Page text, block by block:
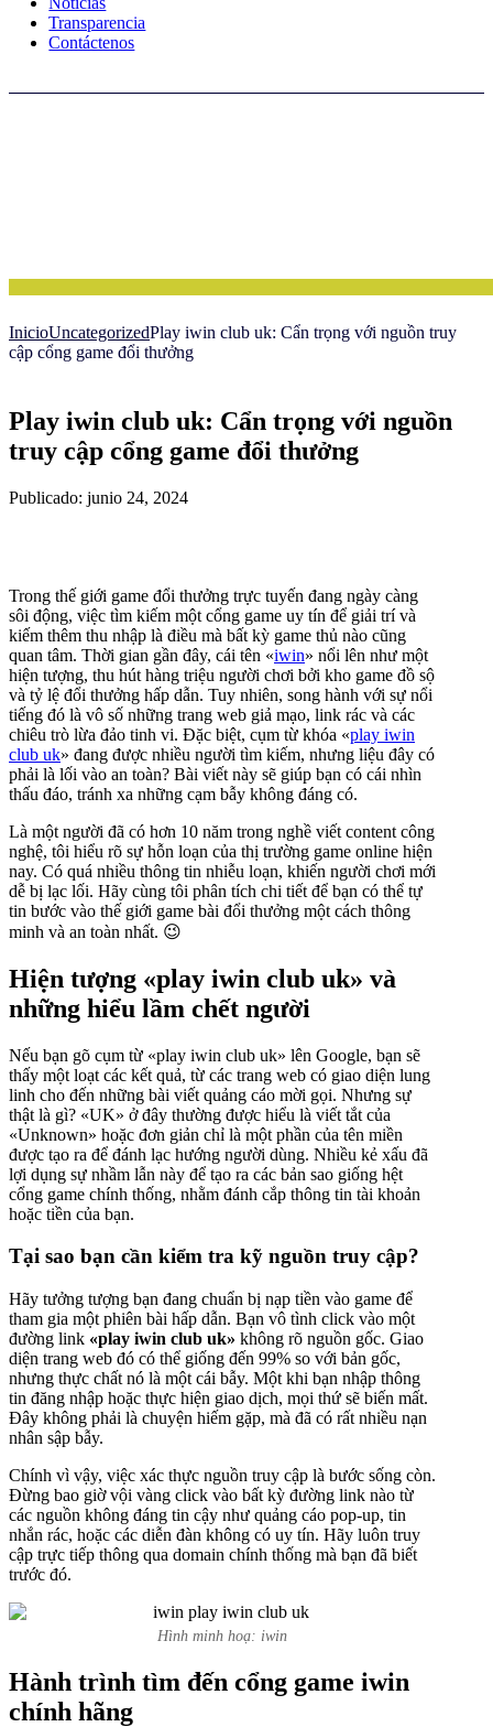
Transparencia
Contáctenos
InicioUncategorizedPlay iwin club uk: Cẩn trọng với nguồn truy
cập cổng game đổi thưởng
Play iwin club uk: Cẩn trọng với nguồn
truy cập cổng game đổi thưởng
Publicado: junio 24, 2024
Trong thế giới game đổi thưởng trực tuyến đang ngày càng
sôi động, việc tìm kiếm một cổng game uy tín để giải trí và
kiếm thêm thu nhập là điều mà bất kỳ game thủ nào cũng
quan tâm. Thời gian gần đây, cái tên «iwin» nổi lên như một
hiện tượng, thu hút hàng triệu người chơi bởi kho game đồ sộ
và tỷ lệ đổi thưởng hấp dẫn. Tuy nhiên, song hành với sự nổi
tiếng đó là vô số những trang web giả mạo, link rác và các
chiêu trò lừa đảo tinh vi. Đặc biệt, cụm từ khóa «play iwin
club uk» đang được nhiều người tìm kiếm, nhưng liệu đây có
phải là lối vào an toàn? Bài viết này sẽ giúp bạn có cái nhìn
thấu đáo, tránh xa những cạm bẫy không đáng có.
Là một người đã có hơn 10 năm trong nghề viết content công
nghệ, tôi hiểu rõ sự hỗn loạn của thị trường game online hiện
nay. Có quá nhiều thông tin nhiễu loạn, khiến người chơi mới
dễ bị lạc lối. Hãy cùng tôi phân tích chi tiết để bạn có thể tự
tin bước vào thế giới game bài đổi thưởng một cách thông
minh và an toàn nhất. 😉
Hiện tượng «play iwin club uk» và
những hiểu lầm chết người
Nếu bạn gõ cụm từ «play iwin club uk» lên Google, bạn sẽ
thấy một loạt các kết quả, từ các trang web có giao diện lung
linh cho đến những bài viết quảng cáo mời gọi. Nhưng sự
thật là gì? «UK» ở đây thường được hiểu là viết tắt của
«Unknown» hoặc đơn giản chỉ là một phần của tên miền
được tạo ra để đánh lạc hướng người dùng. Nhiều kẻ xấu đã
lợi dụng sự nhầm lẫn này để tạo ra các bản sao giống hệt
cổng game chính thống, nhằm đánh cắp thông tin tài khoản
hoặc tiền của bạn.
Tại sao bạn cần kiểm tra kỹ nguồn truy cập?
Hãy tưởng tượng bạn đang chuẩn bị nạp tiền vào game để
tham gia một phiên bài hấp dẫn. Bạn vô tình click vào một
đường link «play iwin club uk» không rõ nguồn gốc. Giao
diện trang web đó có thể giống đến 99% so với bản gốc,
nhưng thực chất nó là một cái bẫy. Một khi bạn nhập thông
tin đăng nhập hoặc thực hiện giao dịch, mọi thứ sẽ biến mất.
Đây không phải là chuyện hiếm gặp, mà đã có rất nhiều nạn
nhân sập bẫy.
Chính vì vậy, việc xác thực nguồn truy cập là bước sống còn.
Đừng bao giờ vội vàng click vào bất kỳ đường link nào từ
các nguồn không đáng tin cậy như quảng cáo pop-up, tin
nhắn rác, hoặc các diễn đàn không có uy tín. Hãy luôn truy
cập trực tiếp thông qua domain chính thống mà bạn đã biết
trước đó.
Hình minh hoạ: iwin
Hành trình tìm đến cổng game iwin
chính hãng